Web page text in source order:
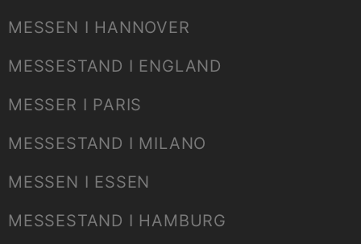
MESSEN I HANNOVER
MESSESTAND I ENGLAND
MESSER I PARIS
MESSESTAND I MILANO
MESSEN I ESSEN
MESSESTAND I HAMBURG